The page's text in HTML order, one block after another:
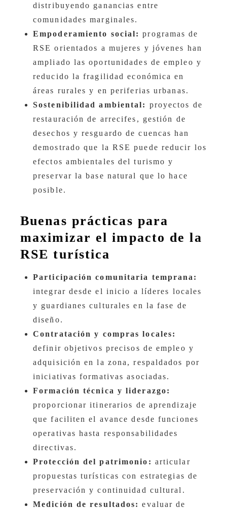
distribuyendo ganancias entre
comunidades marginales.
Empoderamiento social: programas de
RSE orientados a mujeres y jóvenes han
ampliado las oportunidades de empleo y
reducido la fragilidad económica en
áreas rurales y en periferias urbanas.
Sostenibilidad ambiental: proyectos de
restauración de arrecifes, gestión de
desechos y resguardo de cuencas han
demostrado que la RSE puede reducir los
efectos ambientales del turismo y
preservar la base natural que lo hace
posible.
Buenas prácticas para
maximizar el impacto de la
RSE turística
Participación comunitaria temprana:
integrar desde el inicio a líderes locales
y guardianes culturales en la fase de
diseño.
Contratación y compras locales:
definir objetivos precisos de empleo y
adquisición en la zona, respaldados por
iniciativas formativas asociadas.
Formación técnica y liderazgo:
proporcionar itinerarios de aprendizaje
que faciliten el avance desde funciones
operativas hasta responsabilidades
directivas.
Protección del patrimonio: articular
propuestas turísticas con estrategias de
preservación y continuidad cultural.
Medición de resultados: evaluar de